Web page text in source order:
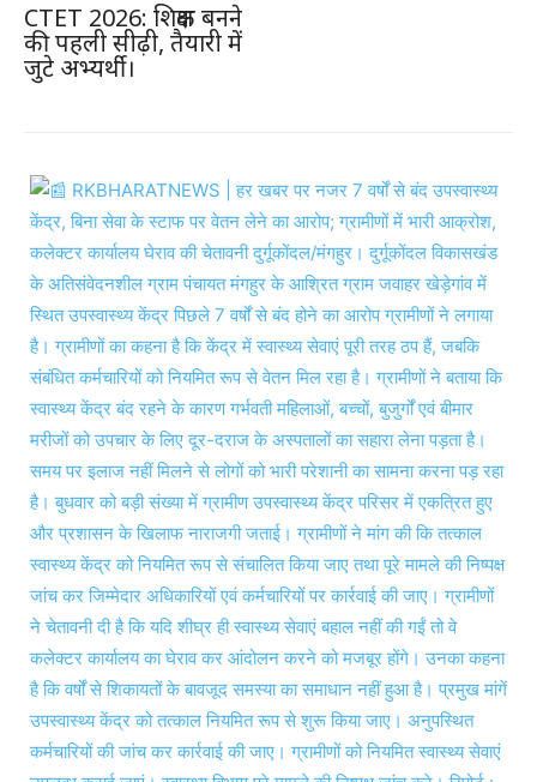
CTET 2026: शिक्षक बनने
की पहली सीढ़ी, तैयारी में
जुटे अभ्यर्थी।